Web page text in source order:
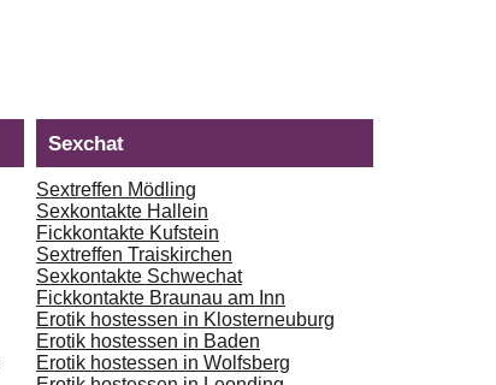
Sexchat
Sextreffen Mödling
Sexkontakte Hallein
Fickkontakte Kufstein
Sextreffen Traiskirchen
Sexkontakte Schwechat
Fickkontakte Braunau am Inn
Erotik hostessen in Klosterneuburg
Erotik hostessen in Baden
Erotik hostessen in Wolfsberg